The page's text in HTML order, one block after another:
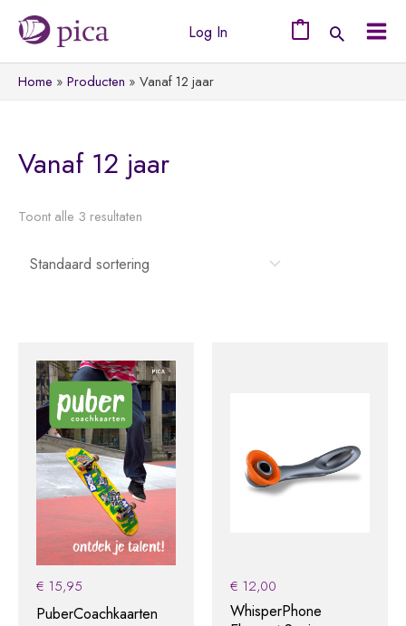
naar
de
inhoud
Log In
Home Producten Vanaf 12 jaar
Vanaf 12 jaar
Toont alle 3 resultaten
€ 15,95
PuberCoachkaarten
€ 12,00
WhisperPhone